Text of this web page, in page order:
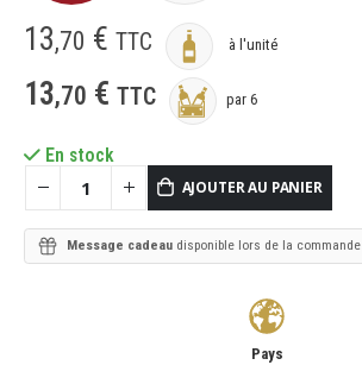
13,70 € TTC à l'unité
13,70 € TTC par 6
En stock
AJOUTER AU PANIER
Message cadeau disponible lors de la commande
Pays